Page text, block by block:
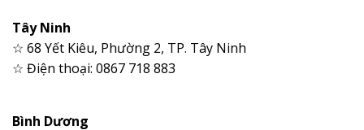
Tây Ninh
☆ 68 Yết Kiêu, Phường 2, TP. Tây Ninh
☆ Điện thoại: 0867 718 883
Bình Dương